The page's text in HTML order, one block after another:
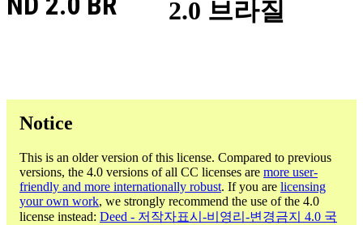
2.0 브라질
Notice
This is an older version of this license. Compared to previous
versions, the 4.0 versions of all CC licenses are more user-
friendly and more internationally robust. If you are licensing
your own work, we strongly recommend the use of the 4.0
license instead: Deed - 저작자표시-비영리-변경금지 4.0 국